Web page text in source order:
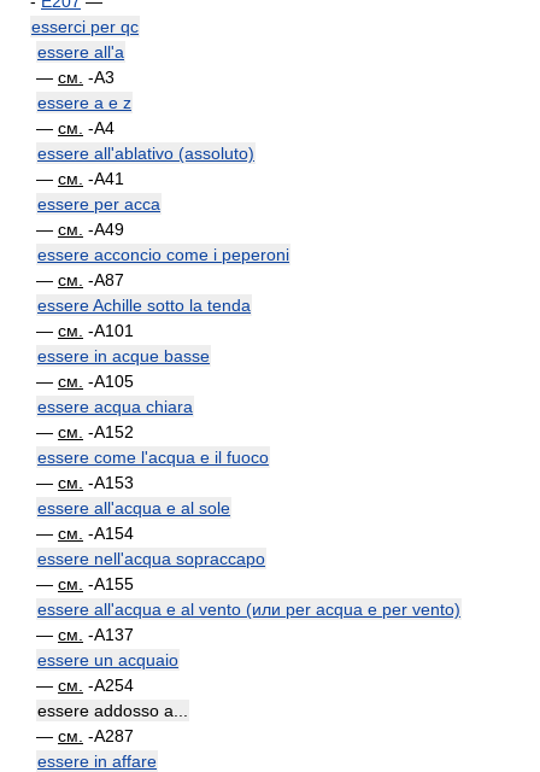
esserci per qc
essere all'a
— см. -A3
essere a e z
— см. -A4
essere all'ablativo (assoluto)
— см. -A41
essere per acca
— см. -A49
essere acconcio come i peperoni
— см. -A87
essere Achille sotto la tenda
— см. -A101
essere in acque basse
— см. -A105
essere acqua chiara
— см. -A152
essere come l'acqua e il fuoco
— см. -A153
essere all'acqua e al sole
— см. -A154
essere nell'acqua sopraccapo
— см. -A155
essere all'acqua e al vento (или per acqua e per vento)
— см. -A137
essere un acquaio
— см. -A254
essere addosso a...
— см. -A287
essere in affare